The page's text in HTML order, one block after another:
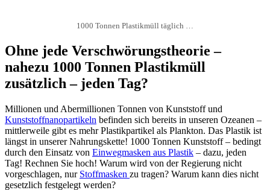
1000 Tonnen Plastikmüll täglich …
Ohne jede Verschwörungstheorie –
nahezu 1000 Tonnen Plastikmüll
zusätzlich – jeden Tag?
Millionen und Abermillionen Tonnen von Kunststoff und
Kunststoffnanopartikeln befinden sich bereits in unseren Ozeanen –
mittlerweile gibt es mehr Plastikpartikel als Plankton. Das Plastik ist
längst in unserer Nahrungskette! 1000 Tonnen Kunststoff – bedingt
durch den Einsatz von Einwegmasken aus Plastik – dazu, jeden
Tag! Rechnen Sie hoch! Warum wird von der Regierung nicht
vorgeschlagen, nur Stoffmasken zu tragen? Warum kann dies nicht
gesetzlich festgelegt werden?